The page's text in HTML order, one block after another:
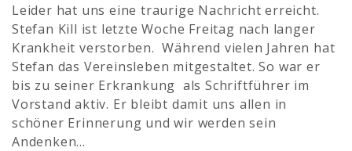
Leider hat uns eine traurige Nachricht erreicht.
Stefan Kill ist letzte Woche Freitag nach langer
Krankheit verstorben. Während vielen Jahren hat
Stefan das Vereinsleben mitgestaltet. So war er
bis zu seiner Erkrankung als Schriftführer im
Vorstand aktiv. Er bleibt damit uns allen in
schöner Erinnerung und wir werden sein
Andenken…